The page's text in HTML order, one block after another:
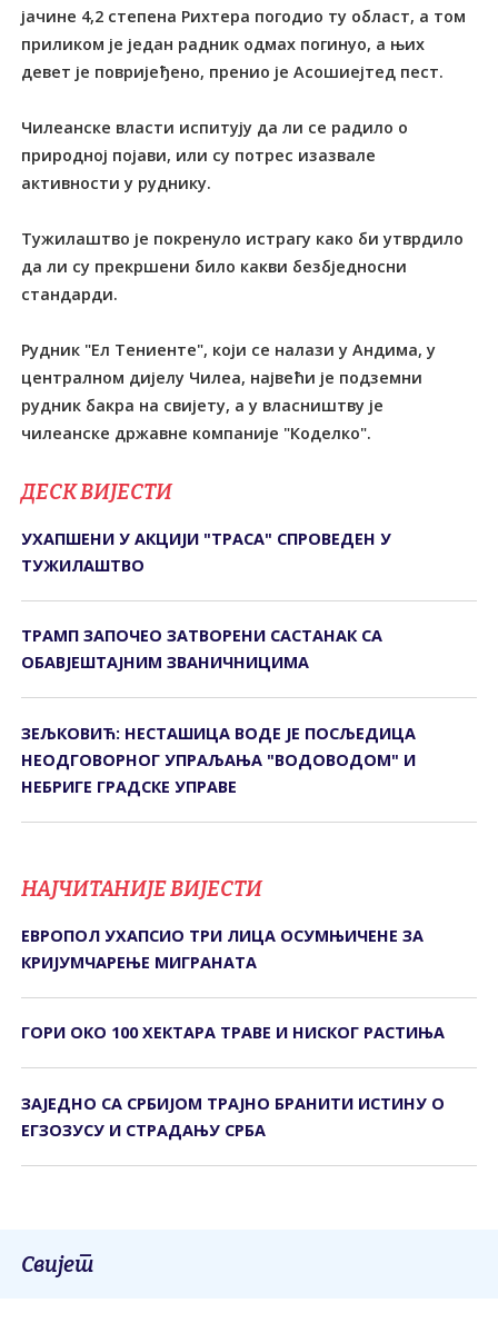
јачине 4,2 степена Рихтера погодио ту област, а том
приликом је један радник одмах погинуо, а њих
девет је повријеђено, пренио је Асошиејтед пест.
Чилеанске власти испитују да ли се радило о
природној појави, или су потрес изазвале
активности у руднику.
Тужилаштво је покренуло истрагу како би утврдило
да ли су прекршени било какви безбједносни
стандарди.
Рудник "Ел Tениенте", који се налази у Андима, у
централном дијелу Чилеа, највећи је подземни
рудник бакра на свијету, а у власништву је
чилеанске државне компаније "Коделко".
ДЕСК ВИЈЕСТИ
УХАПШЕНИ У АКЦИЈИ "ТРАСА" СПРОВЕДЕН У
ТУЖИЛАШТВО
ТРАМП ЗАПОЧЕО ЗАТВОРЕНИ САСТАНАК СА
ОБАВЈЕШТАЈНИМ ЗВАНИЧНИЦИМА
ЗЕЉКОВИЋ: НЕСТАШИЦА ВОДЕ ЈЕ ПОСЉЕДИЦА
НЕОДГОВОРНОГ УПРАЉАЊА "ВОДОВОДОМ" И
НЕБРИГЕ ГРАДСКЕ УПРАВЕ
НАЈЧИТАНИЈЕ ВИЈЕСТИ
ЕВРОПОЛ УХАПСИО ТРИ ЛИЦА ОСУМЊИЧЕНЕ ЗА
КРИЈУМЧАРЕЊЕ МИГРАНАТА
ГОРИ ОКО 100 ХЕКТАРА ТРАВЕ И НИСКОГ РАСТИЊА
ЗАЈЕДНО СА СРБИЈОМ ТРАЈНО БРАНИТИ ИСТИНУ О
ЕГЗОЗУСУ И СТРАДАЊУ СРБА
Свијет